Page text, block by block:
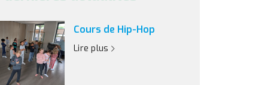
Cours de Hip-Hop
Lire plus